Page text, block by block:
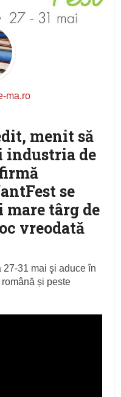
ma.ro
menit să
de
se
mare târg de
vreodată
31 mai şi aduce în
și peste